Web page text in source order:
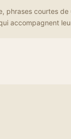
phrases courtes
accompagnent